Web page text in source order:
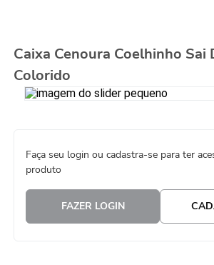
Caixa Cenoura Coelhinho Sai
Colorido
Faça seu login ou cadastra-se para ter
produto
FAZER LOGIN
5 º
caixa
9º
vela